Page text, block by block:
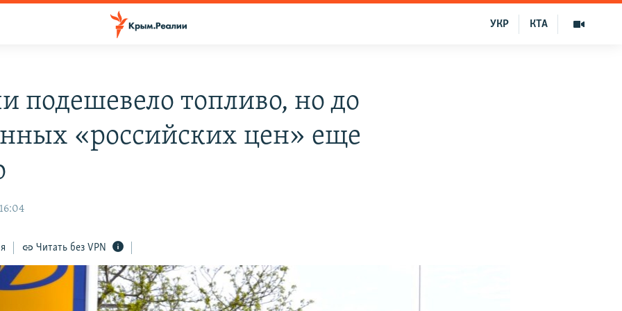
КТА
УКР
подешевело топливо, но до
«российских цен» еще
Читать без VPN